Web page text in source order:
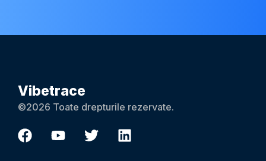
Vibetrace
©2026 Toate drepturile rezervate.